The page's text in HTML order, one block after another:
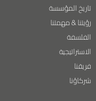
تاريخ المؤسسة
رؤيتنا & مهمتنا
الفلسفة
الاستراتيجية
فريقنا
شركاؤنا